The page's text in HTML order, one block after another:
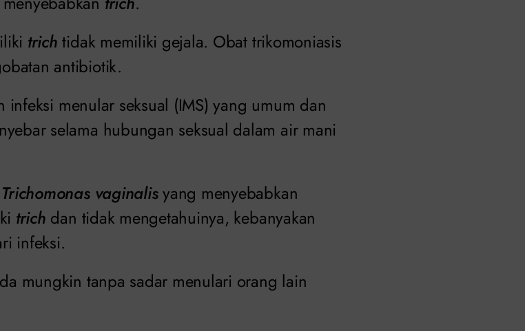
trich tidak memiliki gejala. Obat trikomoniasis
antibiotik.
infeksi menular seksual (IMS) yang umum dan
selama hubungan seksual dalam air mani
Trichomonas vaginalisyang menyebabkan
trich dan tidak mengetahuinya, kebanyakan
infeksi.
mungkin tanpa sadar menulari orang lain